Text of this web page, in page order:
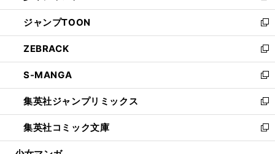
開
く
ウ
で
開
く
ン
ド
ウ
で
開
く
ウ
ィ
ン
ド
ウ
で
開
く
し
い
ウ
ィ
ン
ド
ウ
で
開
く
ジャンプTOON
新
し
い
ウ
ィ
ン
ド
ウ
で
開
ZEBRACK
新
し
い
ウ
ィ
ン
ド
ウ
S-MANGA
新
し
い
ウ
ィ
ン
集英社ジャンプリミックス
新
し
い
ウ
集英社コミック文庫
新
し